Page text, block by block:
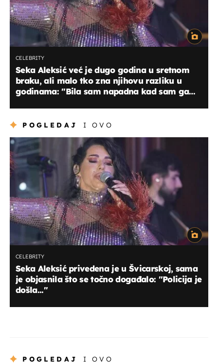
CELEBRITY
Seka Aleksić već je dugo godina u sretnom
braku, ali malo tko zna njihovu razliku u
godinama: "Bila sam napadna kad sam ga
POGLEDAJ I OVO
CELEBRITY
Seka Aleksić privedena je u Švicarskoj, sama
je objasnila što se točno događalo: ''Policija je
došla...''
POGLEDAJ I OVO